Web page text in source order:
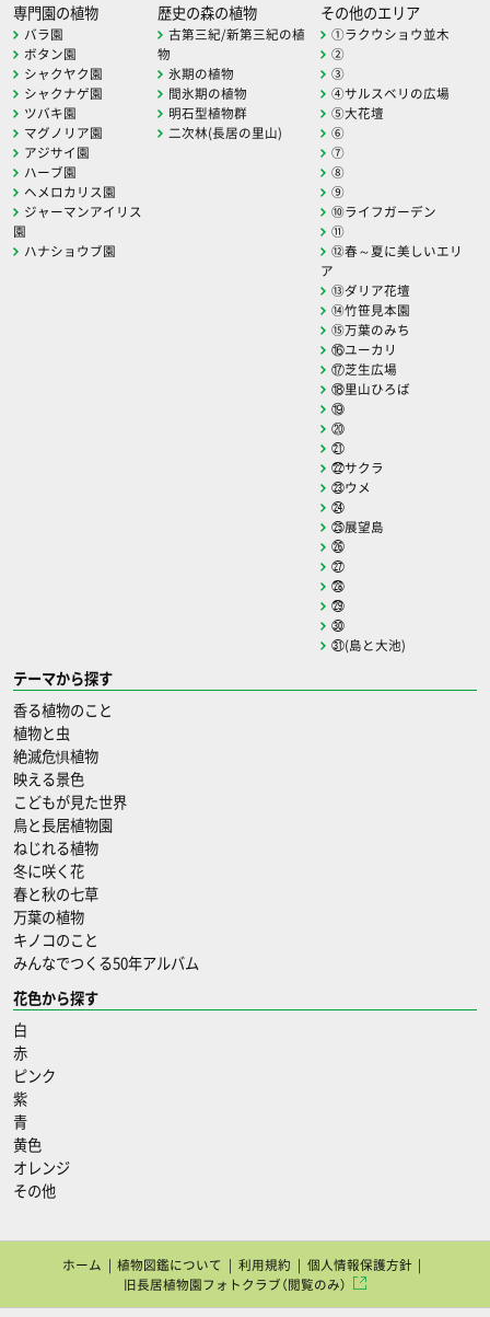
専門園の植物
バラ園
ボタン園
シャクヤク園
シャクナゲ園
ツバキ園
マグノリア園
アジサイ園
ハーブ園
ヘメロカリス園
ジャーマンアイリス
園
ハナショウブ園
歴史の森の植物
古第三紀/新第三紀の植
物
氷期の植物
間氷期の植物
明石型植物群
二次林(長居の里山)
その他のエリア
①ラクウショウ並木
②
③
④サルスベリの広場
⑤大花壇
⑥
⑦
⑧
⑨
⑩ライフガーデン
⑪
⑫春～夏に美しいエリ
ア
⑬ダリア花壇
⑭竹笹見本園
⑮万葉のみち
⑯ユーカリ
⑰芝生広場
⑱里山ひろば
⑲
⑳
㉑
㉒サクラ
㉓ウメ
㉔
㉕展望島
㉖
㉗
㉘
㉙
㉚
㉛(島と大池)
テーマから探す
香る植物のこと
植物と虫
絶滅危惧植物
映える景色
こどもが見た世界
鳥と長居植物園
ねじれる植物
冬に咲く花
春と秋の七草
万葉の植物
キノコのこと
みんなでつくる50年アルバム
花色から探す
白
赤
ピンク
紫
青
黄色
オレンジ
その他
ホーム 植物図鑑について 利用規約
個人情報保護方針
旧長居植物園フォトクラブ（閲覧のみ）